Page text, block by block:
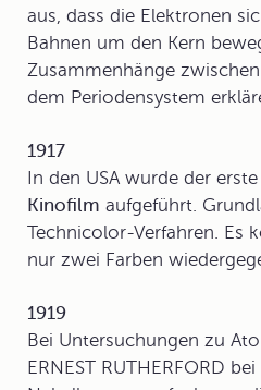
aus, dass die Elektronen
Bahnen um den Kern
Zusammenhänge
dem Periodensystem
1917
In den USA wurde der erste
Kinofilm aufgeführt.
Technicolor-Verfahren. Es
nur zwei Farben
1919
Bei Untersuchungen zu
ERNEST RUTHERFORD